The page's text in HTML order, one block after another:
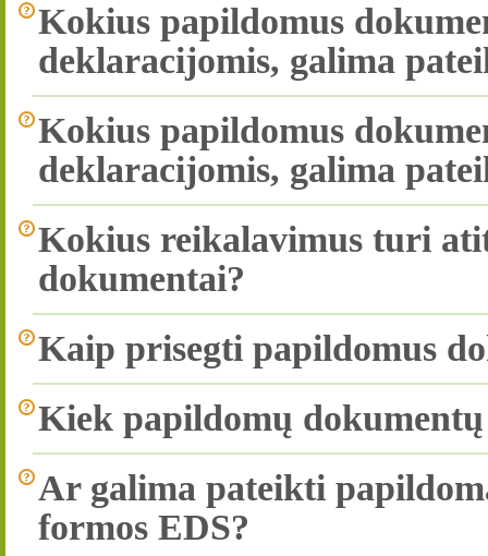
Kokius papildomus
deklaracijomis, galima
Kokius papildomus
deklaracijomis, galima
Kokius reikalavimus turi
dokumentai?
Kaip prisegti papildomus
Kiek papildomų
Ar galima pateikti
formos EDS?